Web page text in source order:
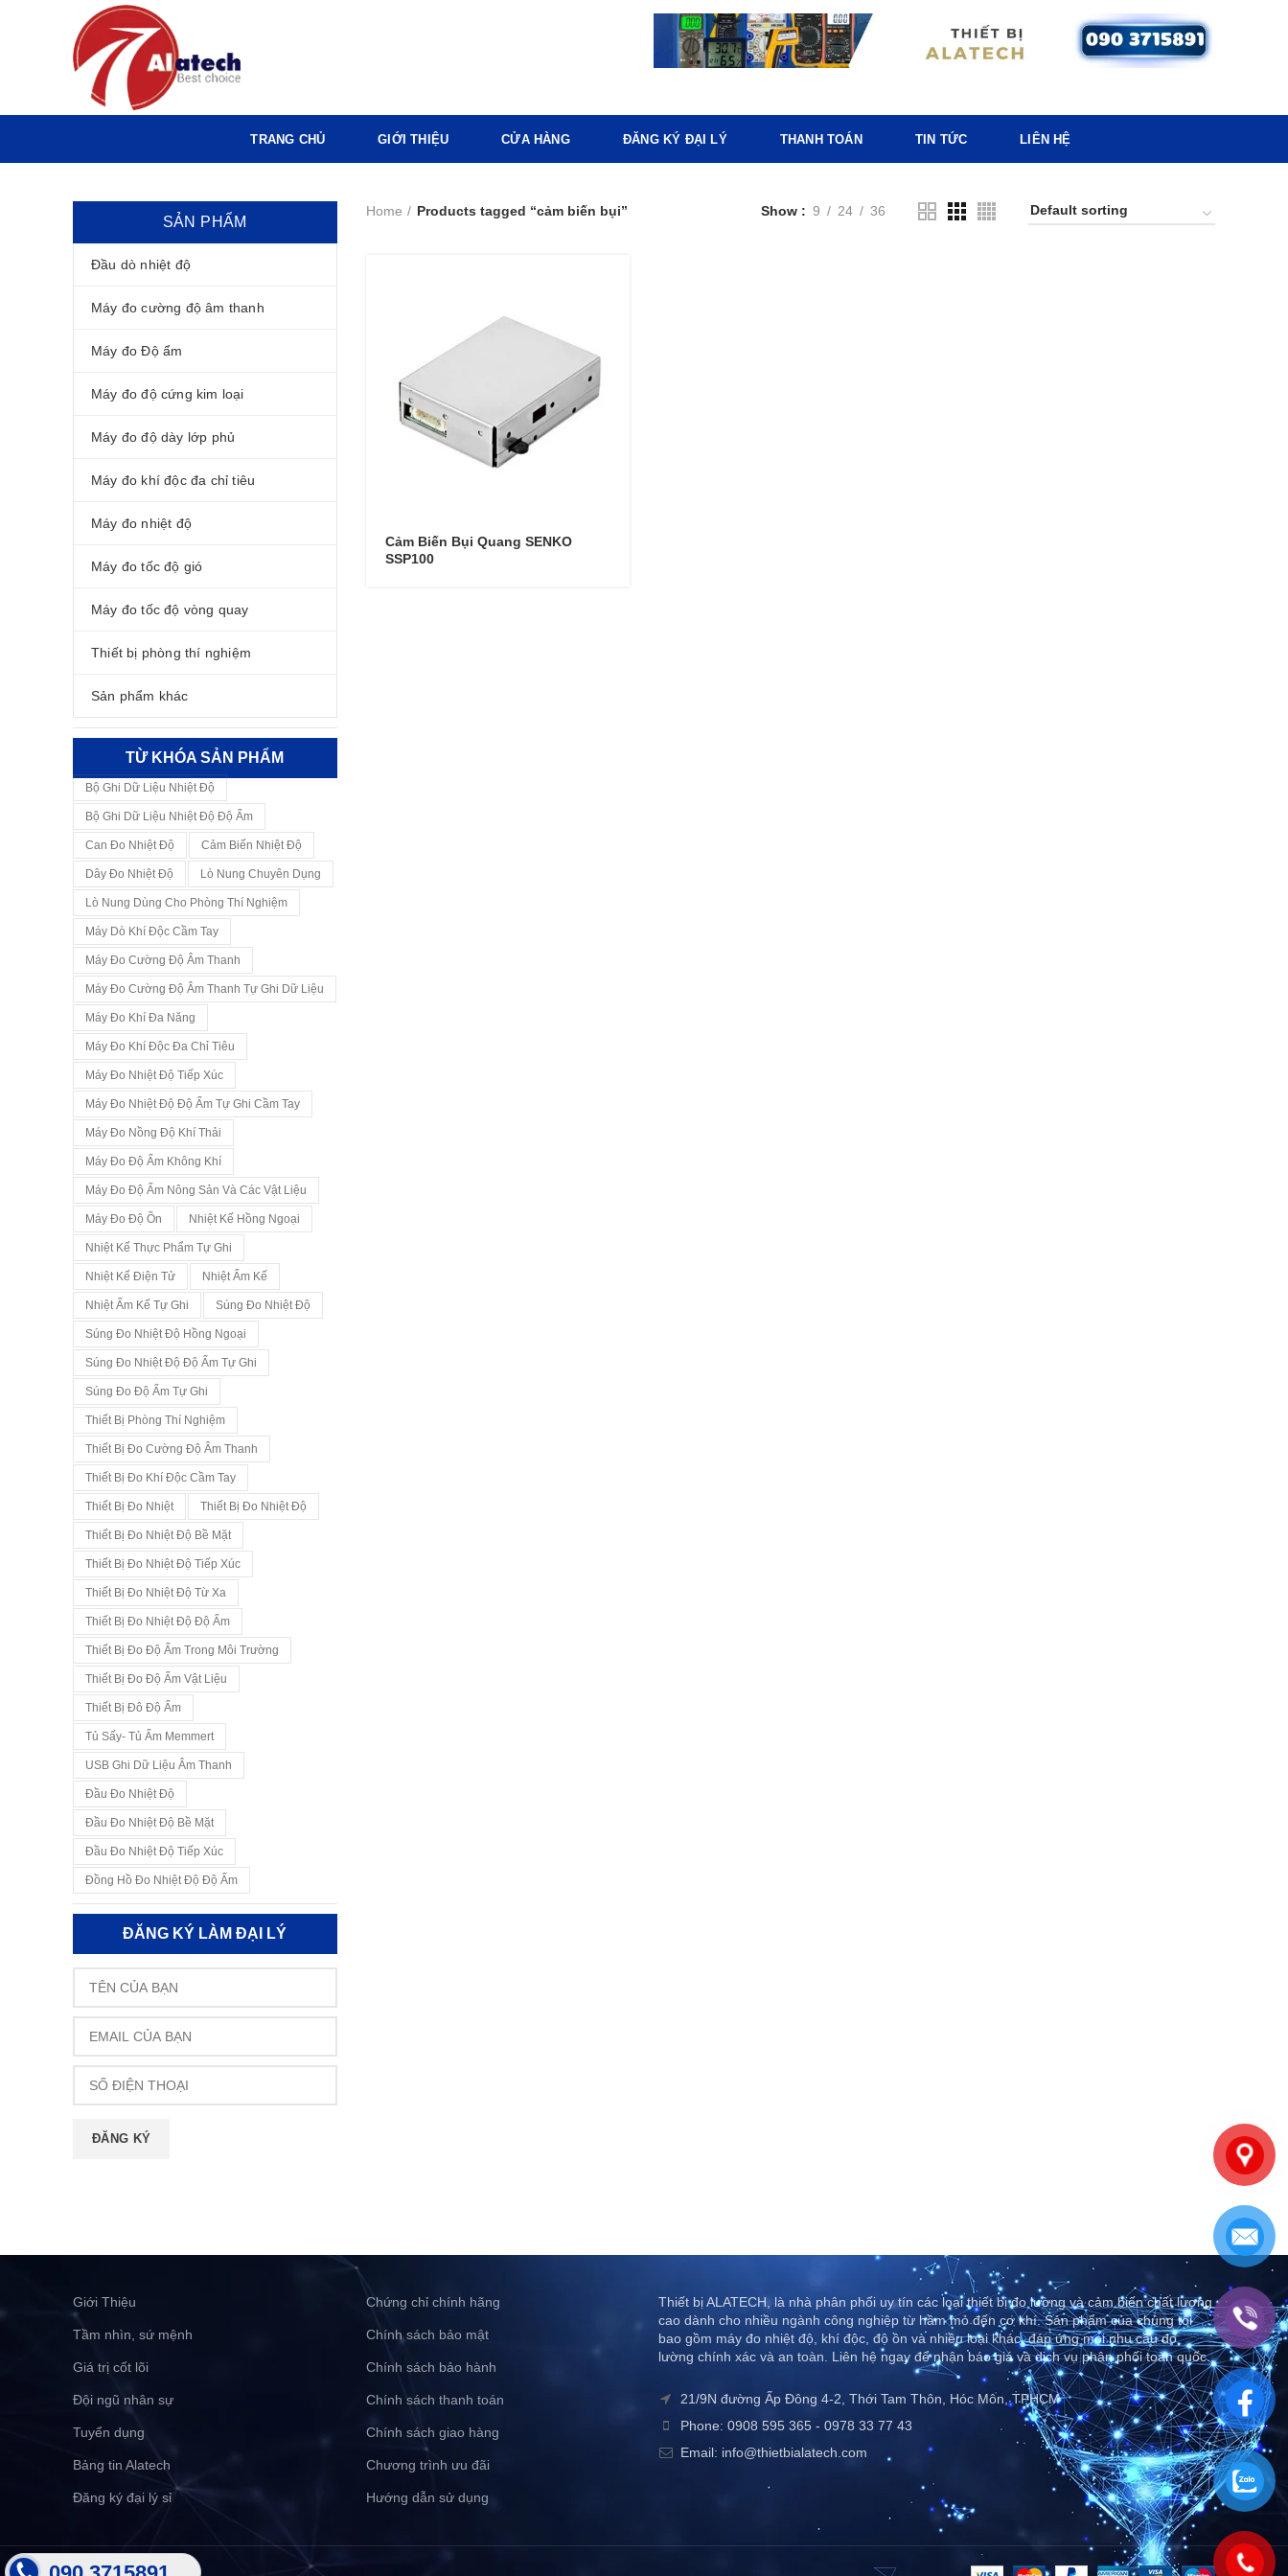
TRANG CHỦ GIỚI THIỆU CỬA HÀNG ĐĂNG KÝ ĐẠI LÝ THANH TOÁN TIN TỨC LIÊN HỆ
Home Products tagged “cảm biến bụi” Show 9 24 36
Cảm Biến Bụi Quang SENKO
SSP100
SẢN PHẨM
Đầu dò nhiệt độ
Máy đo cường độ âm thanh
Máy đo Độ ẩm
Máy đo độ cứng kim loại
Máy đo độ dày lớp phủ
Máy đo khí độc đa chỉ tiêu
Máy đo nhiệt độ
Máy đo tốc độ gió
Máy đo tốc độ vòng quay
Thiết bị phòng thí nghiệm
Sản phẩm khác
TỪ KHÓA SẢN PHẨM
Bộ Ghi Dữ Liệu Nhiệt Độ
Bộ Ghi Dữ Liệu Nhiệt Độ Độ Ẩm
Can Đo Nhiệt Độ Cảm Biến Nhiệt Độ
Dây Đo Nhiệt Độ Lò Nung Chuyên Dụng
Lò Nung Dùng Cho Phòng Thí Nghiệm
Máy Dò Khí Độc Cầm Tay
Máy Đo Cường Độ Âm Thanh
Máy Đo Cường Độ Âm Thanh Tự Ghi Dữ Liệu
Máy Đo Khí Đa Năng
Máy Đo Khí Độc Đa Chỉ Tiêu
Máy Đo Nhiệt Độ Tiếp Xúc
Máy Đo Nhiệt Độ Độ Ẩm Tự Ghi Cầm Tay
Máy Đo Nồng Độ Khí Thải
Máy Đo Độ Ẩm Không Khí
Máy Đo Độ Ẩm Nông Sản Và Các Vật Liệu
Máy Đo Độ Ồn Nhiệt Kế Hồng Ngoại
Nhiệt Kế Thực Phẩm Tự Ghi
Nhiệt Kế Điện Tử Nhiệt Ẩm Kế
Nhiệt Ẩm Kế Tự Ghi Súng Đo Nhiệt Độ
Súng Đo Nhiệt Độ Hồng Ngoại
Súng Đo Nhiệt Độ Độ Ẩm Tự Ghi
Súng Đo Độ Ẩm Tự Ghi
Thiết Bị Phòng Thí Nghiệm
Thiết Bị Đo Cường Độ Âm Thanh
Thiết Bị Đo Khí Độc Cầm Tay
Thiết Bị Đo Nhiệt Thiết Bị Đo Nhiệt Độ
Thiết Bị Đo Nhiệt Độ Bề Mặt
Thiết Bị Đo Nhiệt Độ Tiếp Xúc
Thiết Bị Đo Nhiệt Độ Từ Xa
Thiết Bị Đo Nhiệt Độ Độ Ẩm
Thiết Bị Đo Độ Ẩm Trong Môi Trường
Thiết Bị Đo Độ Ẩm Vật Liệu
Thiết Bị Đô Độ Ẩm
Tủ Sấy- Tủ Ấm Memmert
USB Ghi Dữ Liệu Âm Thanh
Đầu Đo Nhiệt Độ
Đầu Đo Nhiệt Độ Bề Mặt
Đầu Đo Nhiệt Độ Tiếp Xúc
Đồng Hồ Đo Nhiệt Độ Độ Ẩm
ĐĂNG KÝ LÀM ĐẠI LÝ
Giới Thiệu
Tầm nhìn, sứ mệnh
Giá trị cốt lõi
Đội ngũ nhân sự
Tuyển dụng
Bảng tin Alatech
Đăng ký đại lý sỉ
Chứng chỉ chính hãng
Chính sách bảo mật
Chính sách bảo hành
Chính sách thanh toán
Chính sách giao hàng
Chương trình ưu đãi
Hướng dẫn sử dụng
Thiết bị ALATECH, là nhà phân phối uy tín các loại thiết bị đo lường và cảm biến chất lượng
cao dành cho nhiều ngành công nghiệp từ hầm mỏ đến cơ khí. Sản phẩm của chúng tôi
bao gồm máy đo nhiệt độ, khí độc, độ ồn và nhiều loại khác, đáp ứng mọi nhu cầu đo
lường chính xác và an toàn. Liên hệ ngay để nhận báo giá và dịch vụ phân phối toàn quốc..
21/9N đường Ấp Đông 4-2, Thới Tam Thôn, Hóc Môn, TPHCM
Phone: 0908 595 365 - 0978 33 77 43
Email: info@thietbialatech.com